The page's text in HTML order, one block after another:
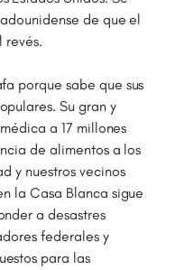
de que el
revés.
porque sabe que sus
Su gran y
a 17 millones
de alimentos a los
y nuestros vecinos
la Casa Blanca sigue
a desastres
federales y
para las